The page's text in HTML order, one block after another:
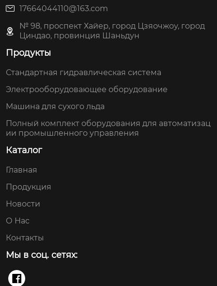
17664044110@163.com
№ 98, проспект Хайер, город Цзяочжоу, город
Циндао, провинция Шаньдун
Продукты
Стандартная гидравлическая система
Электрооборудовающее оборудование
Машина для сухого льда
Полный комплект оборудования для автоматизац
ии промышленного управления
Каталог
Главная
Продукция
Новости
О Нас
Контакты
Мы в соц. сетях:
